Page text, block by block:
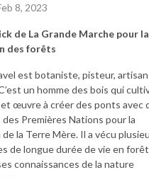
au Québec. Le
d’amplifier leur impact sur le
8, 2023
de La Grande Marche pour la
des forêts
est botaniste, pisteur,
un homme des bois qui
et œuvre à créer des ponts avec
Premières Nations pour la
la Terre Mère. Il a vécu
de longue durée de vie en
connaissances de la nature